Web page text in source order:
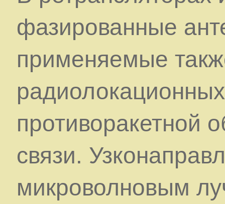
фазированные
применяемые
противоракетной
связи.
микроволновым